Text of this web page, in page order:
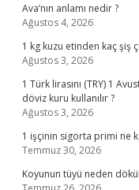
Ava’nın anlamı nedir ?
Ağustos 4, 2026
1 kg kuzu etinden kaç şiş
Ağustos 3, 2026
1 Türk lirasını (TRY) 1
döviz kuru kullanılır ?
Ağustos 3, 2026
1 işçinin sigorta primi ne
Temmuz 30, 2026
Koyunun tüyü neden